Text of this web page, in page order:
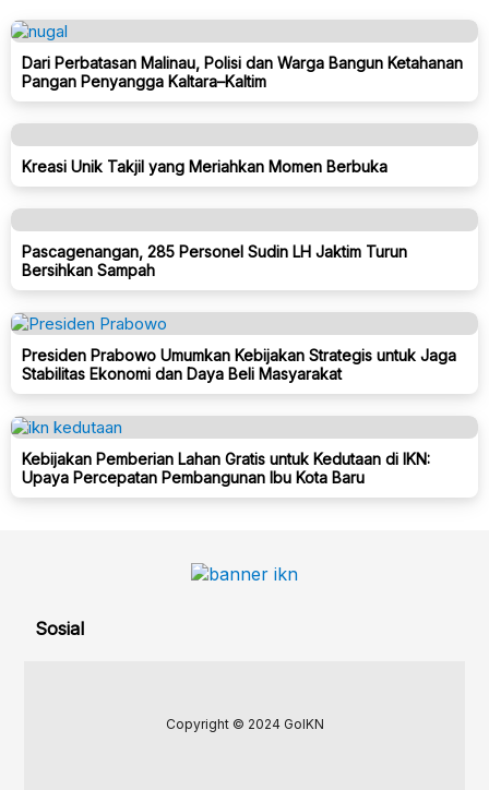
Dari Perbatasan Malinau, Polisi dan Warga Bangun Ketahanan
Pangan Penyangga Kaltara–Kaltim
Kreasi Unik Takjil yang Meriahkan Momen Berbuka
Pascagenangan, 285 Personel Sudin LH Jaktim Turun
Bersihkan Sampah
Presiden Prabowo Umumkan Kebijakan Strategis untuk Jaga
Stabilitas Ekonomi dan Daya Beli Masyarakat
Kebijakan Pemberian Lahan Gratis untuk Kedutaan di IKN:
Upaya Percepatan Pembangunan Ibu Kota Baru
Sosial
Copyright © 2024 GoIKN